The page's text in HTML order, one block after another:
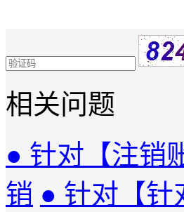
相关问题
● 针对【注销
销 ● 针对【针